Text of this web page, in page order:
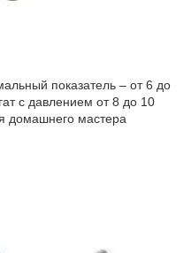
показатель – от 6 до
с давлением от 8 до 10
домашнего мастера